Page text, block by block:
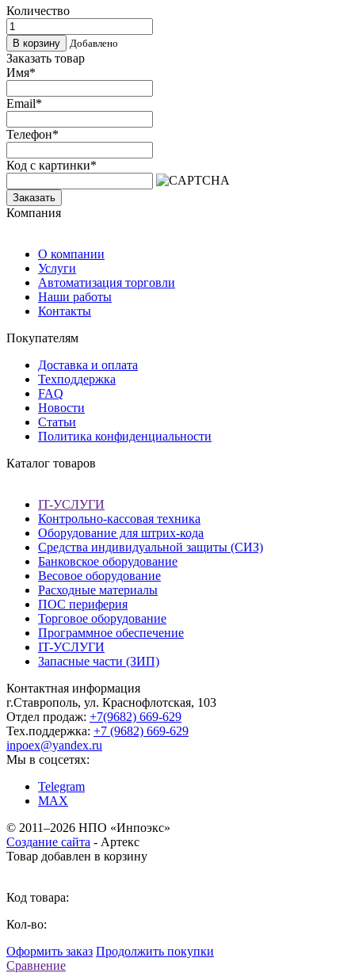
Количество
Добавлено
Заказать товар
Имя*
Email*
Телефон*
Код с картинки*
Заказать
Компания
О компании
Услуги
Автоматизация торговли
Наши работы
Контакты
Покупателям
Доставка и оплата
Техподдержка
FAQ
Новости
Статьи
Политика конфиденциальности
Каталог товаров
IT-УСЛУГИ
Контрольно-кассовая техника
Оборудование для штрих-кода
Средства индивидуальной защиты (СИЗ)
Банковское оборудование
Весовое оборудование
Расходные материалы
ПОС периферия
Торговое оборудование
Программное обеспечение
IT-УСЛУГИ
Запасные части (ЗИП)
Контактная информация
г.Ставрополь, ул. Краснофлотская, 103
Отдел продаж: +7(9682) 669-629
Тех.поддержка: +7 (9682) 669-629
inpoex@yandex.ru
Мы в соцсетях:
Telegram
MAX
© 2011–2026 НПО «Инпоэкс»
Создание сайта - Артекс
Товар добавлен в корзину
Код товара:
Кол-во:
Оформить заказ Продолжить покупки
Сравнение